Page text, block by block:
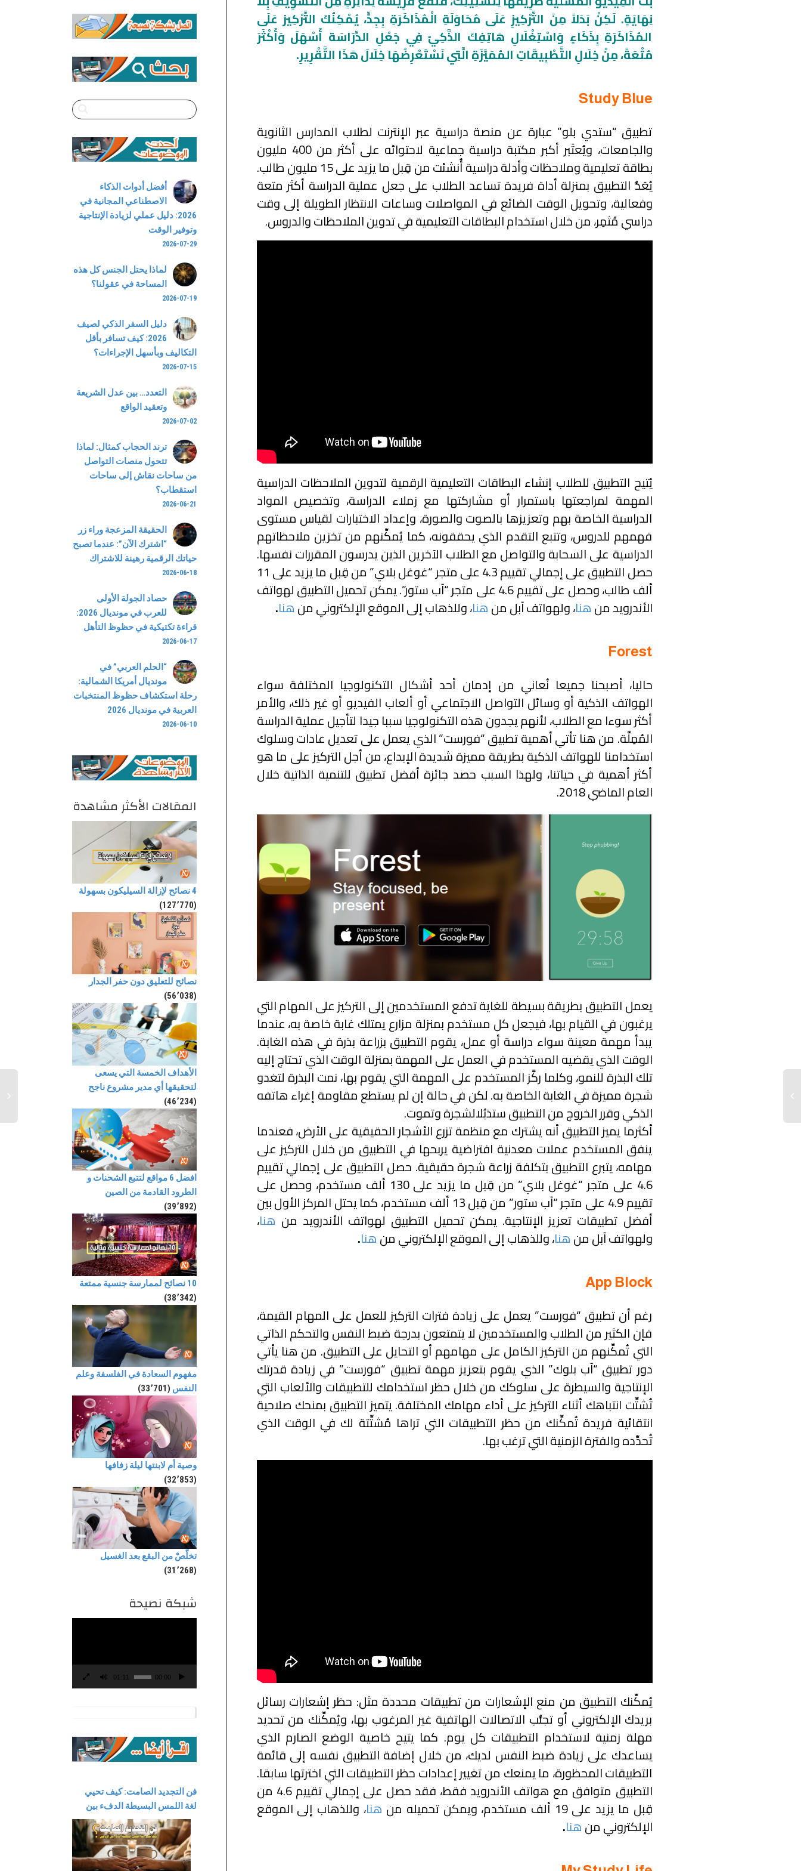
نِهَايَةٍ. لَكِنْ بَدَلاً مِنَ التَّرْكِيزِ عَلَى مُحَاوَلَةِ الْمُذَاكَرَةِ بِجِدٍّ، يُمْكِنُكَ التَّرْكِيز عَلَى
المُذَاكَرَةِ بِذَكَاءٍ وَاسْتِغْلَالِ هَاتِفِكَ الذَّكِيّ فِي جَعْلِ الدِّرَاسَة أَسْهَلَ وَأَكْثَرَ
مُتْعَةً، مِنْ خِلَالِ التَّطْبِيقَاتِ المُمَيَّزَةِ الَّتِي نَسْتَعْرِضُهَا خِلَالَ هَذَا التَّقْرِيرِ.
Study Blue
تطبيق “ستدي بلو” عبارة عن منصة دراسية عبر الإنترنت لطلاب المدارس الثانوية
والجامعات، ويُعتَبر أكبر مكتبة دراسية جماعية لاحتوائه على أكثر من 400 مليون
بطاقة تعليمية وملاحظات وأدلة دراسية أُنشئت من قِبل ما يزيد على 15 مليون طالب.
يُعَدُّ التطبيق بمنزلة أداة فريدة تساعد الطلاب على جعل عملية الدراسة أكثر متعة
وفعالية، وتحويل الوقت الضائع في المواصلات وساعات الانتظار الطويلة إلى وقت
دراسي مُثمِر، من خلال استخدام البطاقات التعليمية في تدوين الملاحظات والدروس.
يُتيح التطبيق للطلاب إنشاء البطاقات التعليمية الرقمية لتدوين الملاحظات الدراسية
المهمة لمراجعتها باستمرار أو مشاركتها مع زملاء الدراسة، وتخصيص المواد
الدراسية الخاصة بهم وتعزيزها بالصوت والصورة، وإعداد الاختبارات لقياس مستوى
فهمهم للدروس، وتتبع التقدم الذي يحققونه، كما يُمكِّنهم من تخزين ملاحظاتهم
الدراسية على السحابة والتواصل مع الطلاب الآخرين الذين يدرسون المقررات نفسها.
حصل التطبيق على إجمالي تقييم 4.3 على متجر “غوغل بلاي” من قِبل ما يزيد على 11
ألف طالب، وحصل على تقييم 4.6 على متجر “آب ستور”. يمكن تحميل التطبيق لهواتف
الأندرويد منهنا، ولهواتف آبل منهنا، وللذهاب إلى الموقع الإلكتروني منهنا.
Forest
حاليا، أصبحنا جميعا نُعاني من إدمان أحد أشكال التكنولوجيا المختلفة سواء
الهواتف الذكية أو وسائل التواصل الاجتماعي أو ألعاب الفيديو أو غير ذلك، والأمر
أكثر سوءا مع الطلاب، لأنهم يجدون هذه التكنولوجيا سببا جيدا لتأجيل عملية الدراسة
المُمِلَّة. من هنا تأتي أهمية تطبيق “فورست” الذي يعمل على تعديل عادات وسلوك
استخدامنا للهواتف الذكية بطريقة مميزة شديدة الإبداع، من أجل التركيز على ما هو
أكثر أهمية في حياتنا، ولهذا السبب حصد جائزة أفضل تطبيق للتنمية الذاتية خلال
العام الماضي 2018.
يعمل التطبيق بطريقة بسيطة للغاية تدفع المستخدمين إلى التركيز على المهام التي
يرغبون في القيام بها، فيجعل كل مستخدم بمنزلة مزارع يمتلك غابة خاصة به، عندما
يبدأ مهمة معينة سواء دراسة أو عمل، يقوم التطبيق بزراعة بذرة في هذه الغابة.
الوقت الذي يقضيه المستخدم في العمل على المهمة بمنزلة الوقت الذي تحتاج إليه
تلك البذرة للنمو، وكلما ركَّز المستخدم على المهمة التي يقوم بها، نمت البذرة لتغدو
شجرة مميزة في الغابة الخاصة به. لكن في حالة إن لم يستطع مقاومة إغراء هاتفه
الذكي وقرر الخروج من التطبيق ستذبُلالشجرة وتموت.
أكثرما يميز التطبيق أنه يشترك مع منظمة تزرع الأشجار الحقيقية على الأرض، فعندما
ينفق المستخدم عملات معدنية افتراضية يربحها في التطبيق من خلال التركيز على
مهامه، يتبرع التطبيق بتكلفة زراعة شجرة حقيقية. حصل التطبيق على إجمالي تقييم
4.6 على متجر “غوغل بلاي” من قِبل ما يزيد على 130 ألف مستخدم، وحصل على
تقييم 4.9 على متجر “آب ستور” من قِبل 13 ألف مستخدم، كما يحتل المركز الأول بين
أفضل تطبيقات تعزيز الإنتاجية. يمكن تحميل التطبيق لهواتف الأندرويد من هنا،
ولهواتف آبل منهنا، وللذهاب إلى الموقع الإلكتروني منهنا.
App Block
رغم أن تطبيق “فورست” يعمل على زيادة فترات التركيز للعمل على المهام القيمة،
فإن الكثير من الطلاب والمستخدمين لا يتمتعون بدرجة ضبط النفس والتحكم الذاتي
التي تُمكِّنهم من التركيز الكامل على مهامهم أو التحايل على التطبيق. من هنا يأتي
دور تطبيق “آب بلوك” الذي يقوم بتعزيز مهمة تطبيق “فورست” في زيادة قدرتك
الإنتاجية والسيطرة على سلوكك من خلال حظر استخدامك للتطبيقات والألعاب التي
تُشتِّت انتباهك أثناء التركيز على أداء مهامك المختلفة. يتميز التطبيق بمنحك صلاحية
انتقائية فريدة تُمكِّنك من حظر التطبيقات التي تراها مُشتِّتة لك في الوقت الذي
تُحدِّده والفترة الزمنية التي ترغب بها.
يُمكِّنك التطبيق من منع الإشعارات من تطبيقات محددة مثل: حظر إشعارات رسائل
بريدك الإلكتروني أو تجنُّب الاتصالات الهاتفية غير المرغوب بها، ويُمكِّنك من تحديد
مهلة زمنية لاستخدام التطبيقات كل يوم. كما يتيح خاصية الوضع الصارم الذي
يساعدك على زيادة ضبط النفس لديك، من خلال إضافة التطبيق نفسه إلى قائمة
التطبيقات المحظورة، ما يمنعك من تغيير إعدادات حظر التطبيقات التي اخترتها سابقا.
التطبيق متوافق مع هواتف الأندرويد فقط، فقد حصل على إجمالي تقييم 4.6 من
قِبل ما يزيد على 19 ألف مستخدم، ويمكن تحميله من
هنا، وللذهاب إلى الموقع
الإلكتروني منهنا.
أفضل أدوات الذكاء
الاصطناعي المجانية في
2026: دليل عملي لزيادة الإنتاجية
وتوفير الوقت
2026-07-29
لماذا يحتل الجنس كل هذه
المساحة في عقولنا؟
2026-07-19
دليل السفر الذكي لصيف
2026: كيف تسافر بأقل
التكاليف وبأسهل الإجراءات؟
2026-07-15
التعدد… بين عدل الشريعة
وتعقيد الواقع
2026-07-02
ترند الحجاب كمثال: لماذا
تتحول منصات التواصل
من ساحات نقاش إلى ساحات
استقطاب؟
2026-06-21
الحقيقة المزعجة وراء زر
“اشترك الآن”: عندما تصبح
حياتك الرقمية رهينة للاشتراك
2026-06-18
حصاد الجولة الأولى
للعرب في مونديال 2026:
قراءة تكتيكية في حظوظ التأهل
2026-06-17
“الحلم العربي” في
مونديال أمريكا الشمالية:
رحلة استكشاف حظوظ المنتخبات
العربية في مونديال 2026
2026-06-10
المقالات الأكثر مشاهدة
4 نصائح لإزالة السيليكون بسهولة
(127٬770)
نصائح للتعليق دون حفر الجدار
(56٬038)
الأهداف الخمسة التي يسعى
لتحقيقها أي مدير مشروع ناجح
(46٬234)
افضل 6 مواقع لتتبع الشحنات و
الطرود القادمة من الصين
(39٬892)
10 نصائح لممارسة جنسية ممتعة
(38٬342)
مفهوم السعادة في الفلسفة وعلم
النفس (33٬701)
وصية أم لابنتها ليلة زفافها
(32٬853)
تخلّصْ من البقع بعد الغسيل
(31٬268)
شبكة نصيحة
00:00
01:11
فن التجديد الصامت: كيف تحيي
لغة اللمس البسيطة الدفء بين
الزوجين؟